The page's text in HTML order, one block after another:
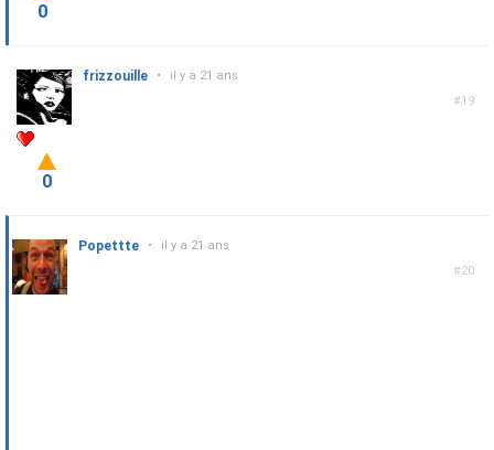
0
#19
frizzouille • il y a 21 ans
0
#20
Popettte • il y a 21 ans